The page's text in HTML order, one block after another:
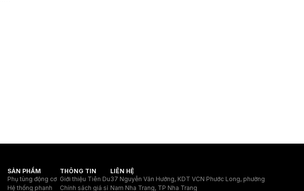
SẢN PHẨM
Phụ tùng động cơ
Hệ thống phanh
THÔNG TIN
Giới thiệu Tiên Du
Chính sách giá sỉ
LIÊN HỆ
37 Nguyễn Văn Hưởng, KDT VCN Phước Long, phường
Nam Nha Trang, TP Nha Trang